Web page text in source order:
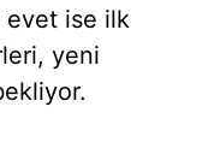
evet ise ilk
yeni